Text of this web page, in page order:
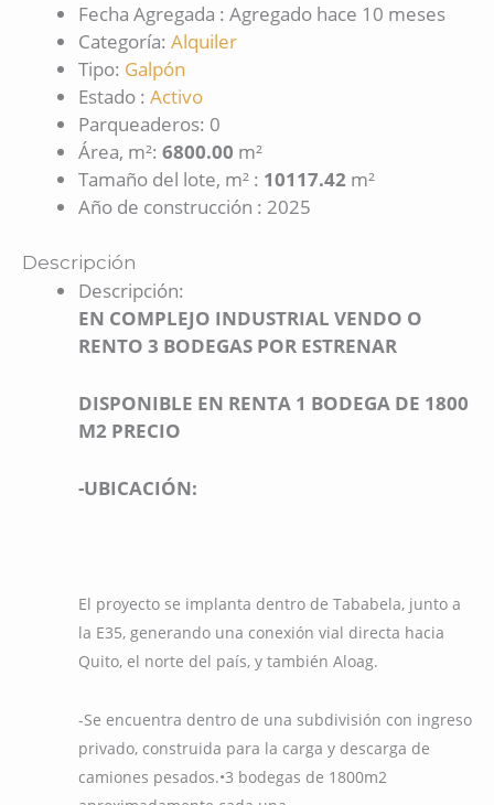
Fecha Agregada : Agregado hace 10 meses
Categoría: Alquiler
Tipo: Galpón
Estado : Activo
Parqueaderos: 0
Área, m²: 6800.00 m²
Tamaño del lote, m² : 10117.42 m²
Año de construcción : 2025
Descripción
Descripción:
EN COMPLEJO INDUSTRIAL VENDO O
RENTO 3 BODEGAS POR ESTRENAR
DISPONIBLE EN RENTA 1 BODEGA DE 1800
M2 PRECIO
-UBICACIÓN:
El proyecto se implanta dentro de Tababela, junto a
la E35, generando una conexión vial directa hacia
Quito, el norte del país, y también Aloag.
-Se encuentra dentro de una subdivisión con ingreso
privado, construida para la carga y descarga de
camiones pesados.•3 bodegas de 1800m2